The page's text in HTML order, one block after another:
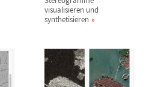
visualisieren und
synthetisieren